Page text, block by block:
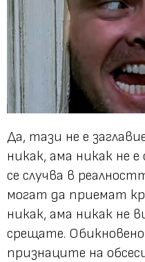
Да, тази не е
никак, ама никак не
се случва в
могат да приемат
никак, ама никак не
срещате.
признаците на